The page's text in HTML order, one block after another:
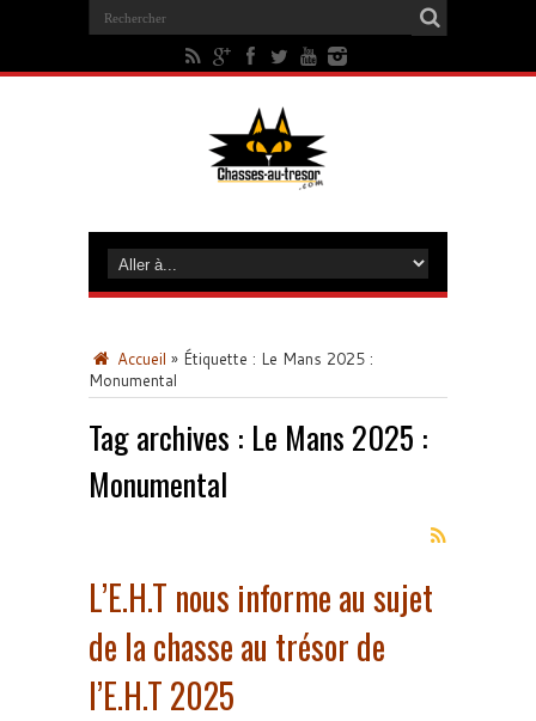
Accueil » Étiquette : Le Mans 2025 :
Monumental
Tag archives : Le Mans 2025 :
Monumental
L’E.H.T nous informe au sujet
de la chasse au trésor de
l’E.H.T 2025